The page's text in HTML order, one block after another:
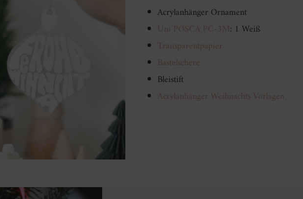
Acrylanhänger Ornament
Uni POSCA PC-3M: 1 Weiß
Transparentpapier
Bastelschere
Bleistift
Acrylanhänger Weihnachts Vorlagen